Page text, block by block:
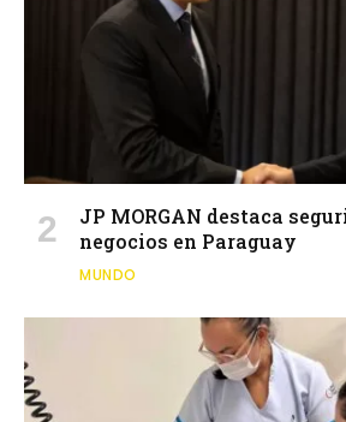
JP MORGAN destaca
negocios en Paraguay
MUNDO